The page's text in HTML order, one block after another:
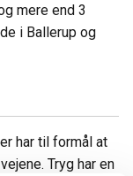
mere end 3
i Ballerup og
har til formål at
Tryg har en